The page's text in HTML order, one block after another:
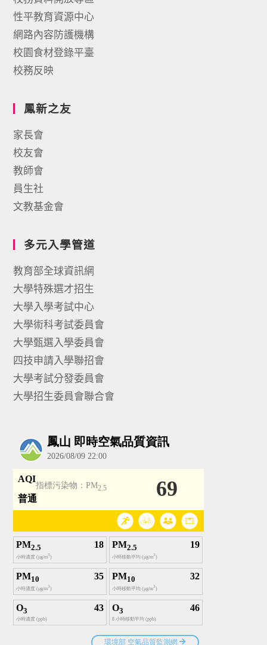
性平教育資源中心
網路內容防護機構
校園食材登錄平臺
校務反映
鳳新之友
家長會
校友會
教師會
員生社
文教基金會
多元入學管道
教育部全球資訊網
大學特殊選才招生
大學入學考試中心
大學術科考試委員會
大學甄選入學委員會
四技申請入學聯招會
大學考試分發委員會
大學招生委員會聯合會